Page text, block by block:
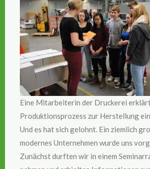
Eine Mitarbeiterin der Druckerei
Produktionsprozess zur Herstellung
Und es hat sich gelohnt. Ein ziemlich
modernes Unternehmen wurde uns
Zunächst durften wir in einem